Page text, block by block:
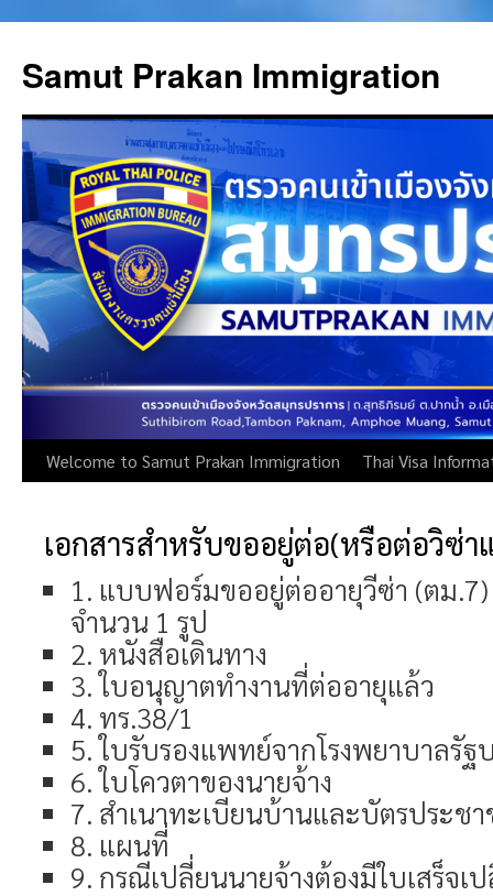
to
content
Samut Prakan Immigration
Welcome to Samut Prakan Immigration Thai Visa
เอกสารสำหรับขออยู่ต่อ(หรือต่อวิซ่า
1. แบบฟอร์มขออยู่ต่ออายุวีซ่า (ตม
จำนวน 1 รูป
2. หนังสือเดินทาง
3. ใบอนุญาตทำงานที่ต่ออายุแล้ว
4. ทร.38/1
5. ใบรับรองแพทย์จากโรงพยาบาลรัฐ
6. ใบโควตาของนายจ้าง
7. สำเนาทะเบียนบ้านและบัตรประช
8. แผนที่
9. กรณีเปลี่ยนนายจ้างต้องมีใบเสร็จเ